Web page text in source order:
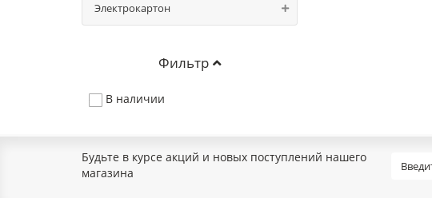
Электрокартон
Фильтр
В наличии
Будьте в курсе акций и новых поступлений нашего
магазина